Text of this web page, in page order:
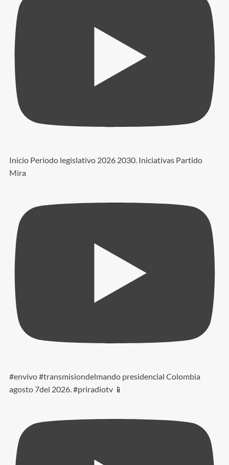
Inicio Período legislativo 2026 2030. Iniciativas Partido
Mira
#envivo #transmisiondelmando presidencial Colombia
agosto 7del 2026. #priradiotv 📱